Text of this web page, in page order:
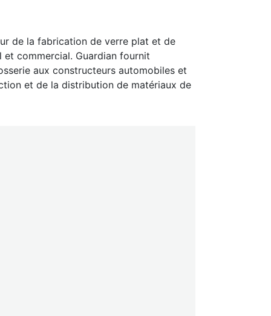
de la fabrication de verre plat et de
commercial. Guardian fournit
aux constructeurs automobiles et
et de la distribution de matériaux de